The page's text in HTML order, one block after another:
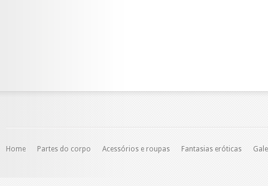
Home Partes do corpo Acessórios e roupas Fantasias eróticas